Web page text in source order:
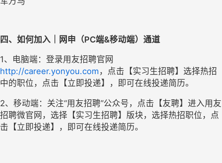
四、如何加入｜网申（PC端&移动端）通道
http://career.yonyou.com ，点击【实习生招聘】选择热招
中的职位，点击【立即投递】，即可在线投递简历。
2、移动端：关注“用友招聘”公众号，点击【友聘】进入用友
招聘微官网，选择【实习生招聘】版块，选择热招职位，点
击【立即投递】，即可在线投递简历。